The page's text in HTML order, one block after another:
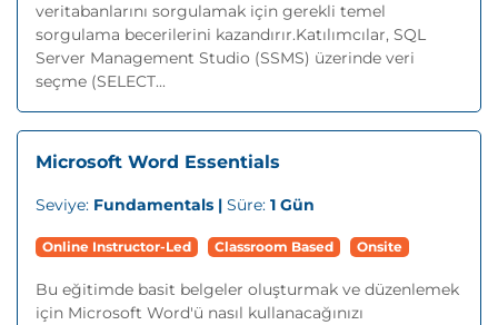
veritabanlarını sorgulamak için gerekli temel
sorgulama becerilerini kazandırır.Katılımcılar, SQL
Server Management Studio (SSMS) üzerinde veri
seçme (SELECT...
Microsoft Word Essentials
Seviye: Fundamentals | Süre: 1 Gün
Online Instructor-Led Classroom Based Onsite
Bu eğitimde basit belgeler oluşturmak ve düzenlemek
için Microsoft Word'ü nasıl kullanacağınızı